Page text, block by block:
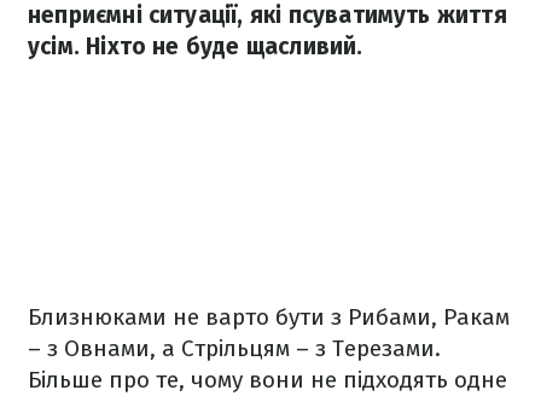
неприємні ситуації, які псуватимуть життя
усім. Ніхто не буде щасливий.
Близнюками не варто бути з Рибами, Ракам
– з Овнами, а Стрільцям – з Терезами.
Більше про те, чому вони не підходять одне